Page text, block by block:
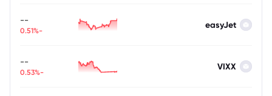
easyJet
--
-0.51%
VIXX
--
-0.53%